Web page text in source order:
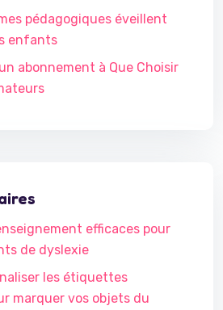
pédagogiques éveillent
enfants
abonnement à Que Choisir
efficaces pour
de dyslexie
les étiquettes
marquer vos objets du